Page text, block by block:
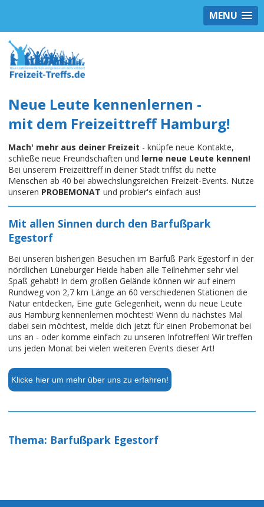
MENU
Neue Leute kennenlernen -
mit dem Freizeittreff Hamburg!
Mach' mehr aus deiner Freizeit - knüpfe neue Kontakte,
schließe neue Freundschaften und lerne neue Leute kennen!
Bei unserem Freizeittreff in deiner Stadt triffst du nette
Menschen ab 40 bei abwechslungsreichen Freizeit-Events. Nutze
unseren PROBEMONAT und probier's einfach aus!
Mit allen Sinnen durch den Barfußpark
Egestorf
Bei unseren bisherigen Besuchen im Barfuß Park Egestorf in der
nördlichen Lüneburger Heide haben alle Teilnehmer sehr viel
Spaß gehabt! In dem großen Gelände können wir auf einem
Rundweg von 2,7 km Länge an 60 verschiedenen Stationen die
Natur entdecken, Eine gute Gelegenheit, wenn du neue Leute
aus Hamburg kennenlernen möchtest! Wenn du nächstes Mal
dabei sein möchtest, melde dich jetzt für einen Probemonat bei
uns an - oder komme einfach zu unseren Infotreffen! Wir treffen
uns jeden Monat bei vielen weiteren Events dieser Art!
Klicke hier um mehr über uns zu erfahren!
Thema: Barfußpark Egestorf